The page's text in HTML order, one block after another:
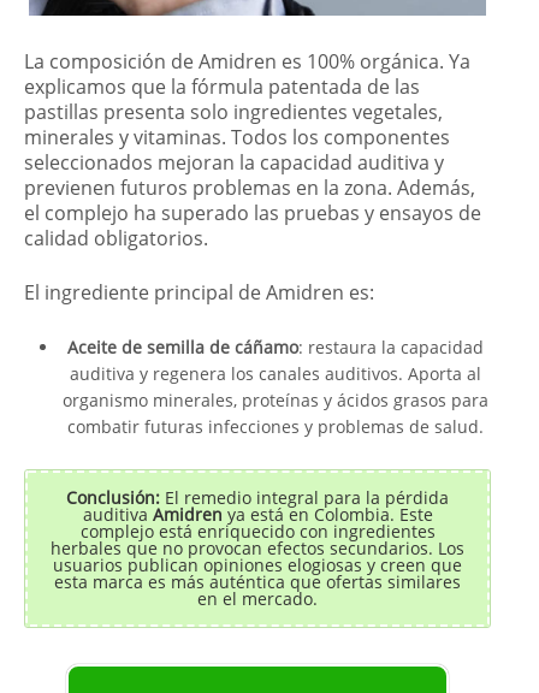
La composición de Amidren es 100% orgánica. Ya
explicamos que la fórmula patentada de las
pastillas presenta solo ingredientes vegetales,
minerales y vitaminas. Todos los componentes
seleccionados mejoran la capacidad auditiva y
previenen futuros problemas en la zona. Además,
el complejo ha superado las pruebas y ensayos de
calidad obligatorios.
El ingrediente principal de Amidren es:
Aceite de semilla de cáñamo: restaura la capacidad
auditiva y regenera los canales auditivos. Aporta al
organismo minerales, proteínas y ácidos grasos para
combatir futuras infecciones y problemas de salud.
Conclusión: El remedio integral para la pérdida
auditiva Amidren ya está en Colombia. Este
complejo está enriquecido con ingredientes
herbales que no provocan efectos secundarios. Los
usuarios publican opiniones elogiosas y creen que
esta marca es más auténtica que ofertas similares
en el mercado.